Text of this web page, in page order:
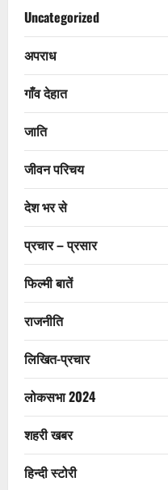
Uncategorized
अपराध
गाँव देहात
जाति
जीवन परिचय
देश भर से
प्रचार – प्रसार
फिल्मी बातें
राजनीति
लिखित-प्रचार
लोकसभा 2024
शहरी खबर
हिन्दी स्टोरी